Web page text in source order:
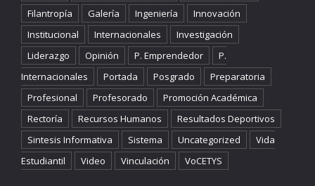
Filantropía
Galería Ingeniería
Innovación
Institucional
Internacionales
Investigación
Liderazgo
Opinión P. Emprendedor
P.
Internacionales
Portada Posgrado
Preparatoria
Profesional
Profesorado
Promoción Académica
Rectoría
Recursos Humanos
Resultados Deportivos
Sintesis Informativa
Sistema Uncategorized
Vida
Estudiantil
Video Vinculación VoCETYS